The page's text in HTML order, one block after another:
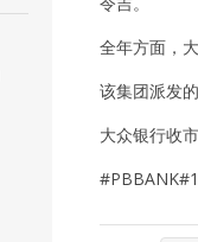
全年方面，
该集团派发
大众银行收